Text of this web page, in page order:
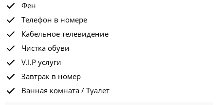
Фен
Телефон в номере
Кабельное телевидение
Чистка обуви
V.I.P услуги
Завтрак в номер
Ванная комната / Туалет